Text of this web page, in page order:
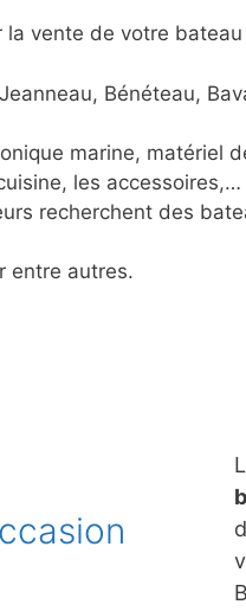
vente de votre bateau
Bénéteau,
marine, matériel
les accessoires,…
recherchent des
entre autres.